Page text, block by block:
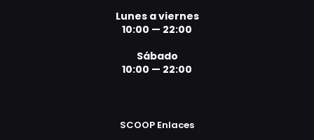
Lunes a viernes
10:00 — 22:00
Sábado
10:00 — 22:00
SCOOP Enlaces